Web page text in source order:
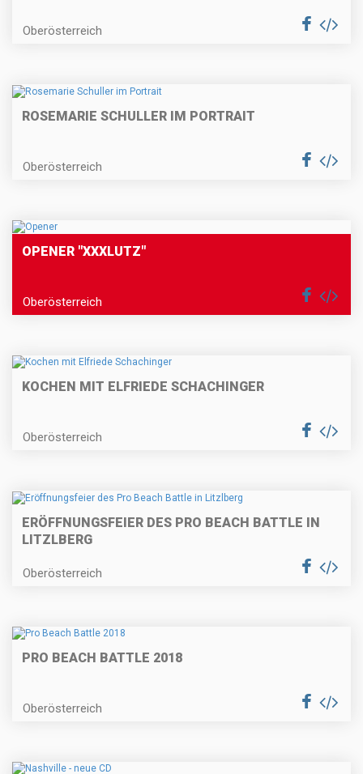
Oberösterreich
ROSEMARIE SCHULLER IM PORTRAIT
Oberösterreich
OPENER "XXXLUTZ"
Oberösterreich
KOCHEN MIT ELFRIEDE SCHACHINGER
Oberösterreich
ERÖFFNUNGSFEIER DES PRO BEACH BATTLE IN
LITZLBERG
Oberösterreich
PRO BEACH BATTLE 2018
Oberösterreich